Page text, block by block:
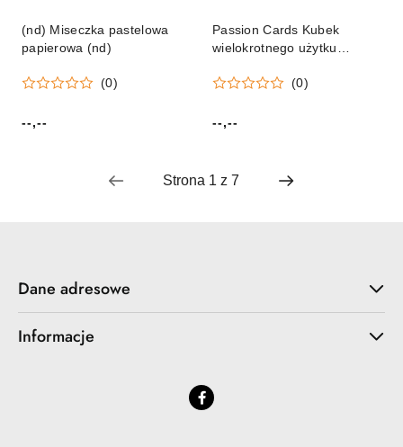
(nd) Miseczka pastelowa
papierowa (nd)
(0)
Cena:
--,--
Passion Cards Kubek
wielokrotnego użytku
(5901924416715)
(0)
Cena:
--,--
Dane adresowe
Informacje